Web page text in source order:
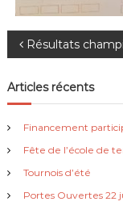
N
a
v
i
g
Résultats
Articles récents
Financement
Fête de l’école de
Tournois d’été
Portes Ouvertes 22